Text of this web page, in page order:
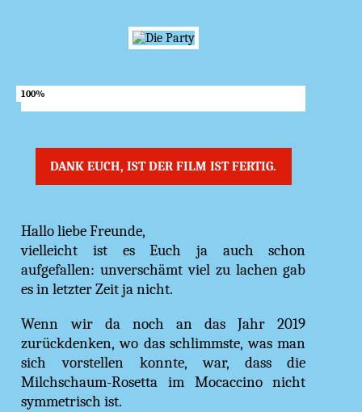
100%
DANK EUCH, IST DER FILM IST FERTIG.
Hallo liebe Freunde,
vielleicht ist es Euch ja auch schon
aufgefallen: unverschämt viel zu lachen gab
es in letzter Zeit ja nicht.
Wenn wir da noch an das Jahr 2019
zurückdenken, wo das schlimmste, was man
sich vorstellen konnte, war, dass die
Milchschaum-Rosetta im Mocaccino nicht
symmetrisch ist.